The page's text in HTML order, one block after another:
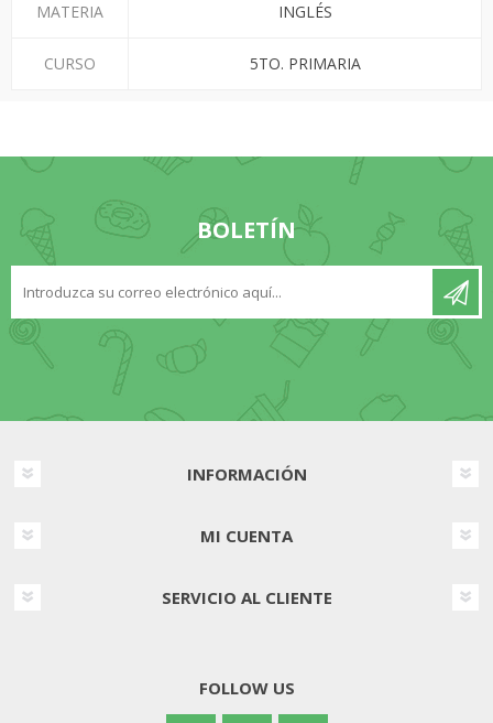
MATERIA INGLÉS
CURSO 5TO. PRIMARIA
BOLETÍN
INFORMACIÓN
MI CUENTA
SERVICIO AL CLIENTE
FOLLOW US